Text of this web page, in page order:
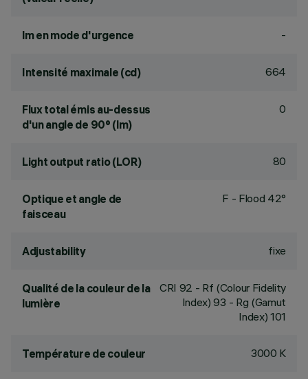
lm en mode d'urgence -
Intensité maximale (cd) 664
Flux total émis au-dessus
d'un angle de 90° (lm)
0
Light output ratio (LOR) 80
Optique et angle de
faisceau
F - Flood 42°
Adjustability fixe
Qualité de la couleur de la
lumière
CRI 92 - Rf (Colour Fidelity
Index) 93 - Rg (Gamut
Index) 101
Température de couleur 3000 K